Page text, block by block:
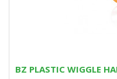
BZ PLASTIC WIGGLE